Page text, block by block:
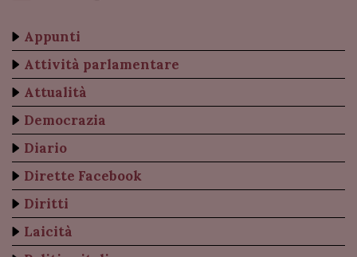
Appunti
Attività parlamentare
Attualità
Democrazia
Diario
Dirette Facebook
Diritti
Laicità